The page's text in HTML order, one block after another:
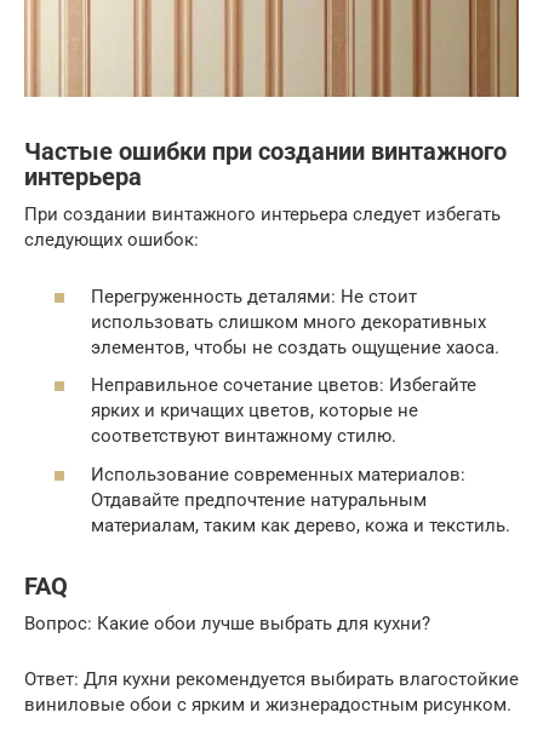
Частые ошибки при создании винтажного
интерьера
При создании винтажного интерьера следует избегать
следующих ошибок:
Перегруженность деталями: Не стоит
использовать слишком много декоративных
элементов, чтобы не создать ощущение хаоса.
Неправильное сочетание цветов: Избегайте
ярких и кричащих цветов, которые не
соответствуют винтажному стилю.
Использование современных материалов:
Отдавайте предпочтение натуральным
материалам, таким как дерево, кожа и текстиль.
FAQ
Вопрос: Какие обои лучше выбрать для кухни?
Ответ: Для кухни рекомендуется выбирать влагостойкие
виниловые обои с ярким и жизнерадостным рисунком.